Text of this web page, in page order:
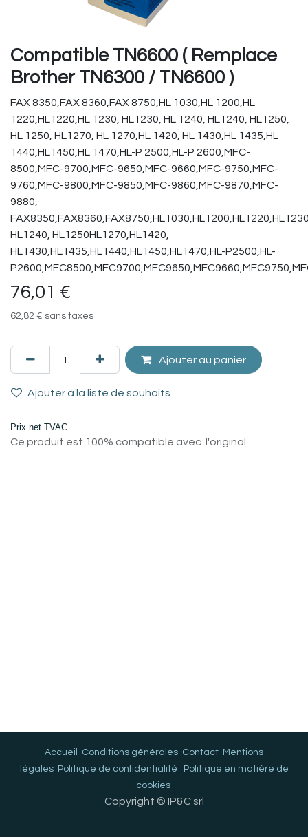
Compatible TN6600 ( Remplace
Brother TN6300 / TN6600 )
FAX 8350,FAX 8360,FAX 8750,HL 1030,HL 1200,HL
1220,HL1220,HL 1230, HL1230, HL 1240, HL1240, HL1250,
HL 1250, HL1270, HL 1270,HL 1420, HL 1430,HL 1435,HL
1440,HL1450,HL 1470,HL-P 2500,HL-P 2600,MFC-
8500,MFC-9700,MFC-9650,MFC-9660,MFC-9750,MFC-
9760,MFC-9800,MFC-9850,MFC-9860,MFC-9870,MFC-
9880,
HL1240, HL1250HL1270,HL1420,
HL1430,HL1435,HL1440,HL1450,HL1470,HL-P2500,HL-
76,01 €
62,82 € sans taxes
Ajouter au panier
Ajouter à la liste de souhaits
Prix net TVAC
Ce produit est 100% compatible avec l'original.
Accueil Conditions générales Contact Mentions
légales Politique de confidentialité
Politique en matière de
cookies
Copyright © IP&C srl